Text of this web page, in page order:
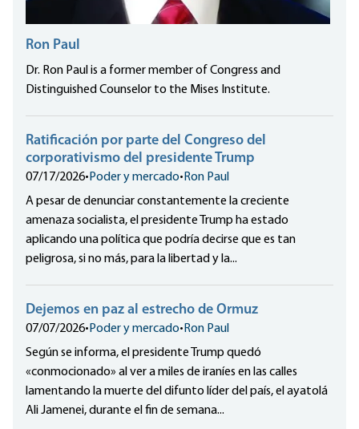
Ron Paul
Dr. Ron Paul is a former member of Congress and
Distinguished Counselor to the Mises Institute.
Ratificación por parte del Congreso del
corporativismo del presidente Trump
07/17/2026•Poder y mercado•Ron Paul
A pesar de denunciar constantemente la creciente
amenaza socialista, el presidente Trump ha estado
aplicando una política que podría decirse que es tan
peligrosa, si no más, para la libertad y la...
Dejemos en paz al estrecho de Ormuz
07/07/2026•Poder y mercado•Ron Paul
Según se informa, el presidente Trump quedó
«conmocionado» al ver a miles de iraníes en las calles
lamentando la muerte del difunto líder del país, el ayatolá
Ali Jamenei, durante el fin de semana...